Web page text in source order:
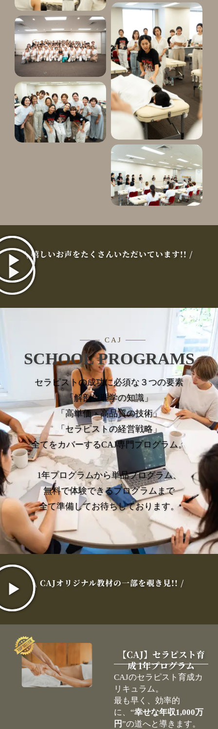
\ 嬉しいお声をたくさんいただいています!! /
C A J
SCHOOL PROGRAMS
セラピストの成功に必須な３つの要素
「解剖生理学の知識」
「高単価・高品質の技術」
「セラピストの経営戦略」
全てをカバーするCAJ専門プログラム。
1年プログラムから単品プログラム、
無料で体験できるプログラムまで
全て準備してお待ちしております。
\ CAJオリジナル教材の一部を覗き見!! /
【CAJ】セラピスト育
成 1年プログラム
CAJのセラピスト育成カ
リキュラム。
最も早く、効率的
に、“幸せな年収1,000万
円”の道へと導きます。